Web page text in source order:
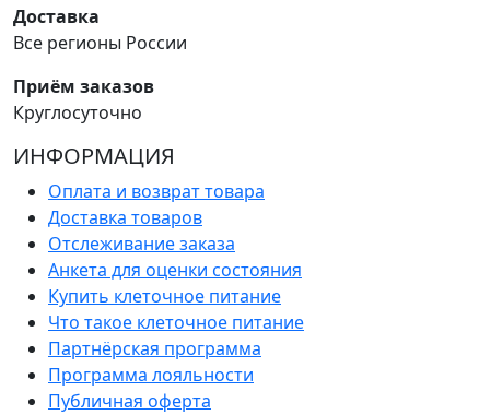
Доставка
Все регионы России
Приём заказов
Круглосуточно
ИНФОРМАЦИЯ
Оплата и возврат товара
Доставка товаров
Отслеживание заказа
Анкета для оценки состояния
Купить клеточное питание
Что такое клеточное питание
Партнёрская программа
Программа лояльности
Публичная оферта